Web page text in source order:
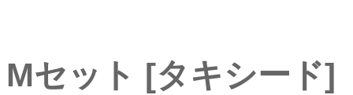
Mセット [タキシード]